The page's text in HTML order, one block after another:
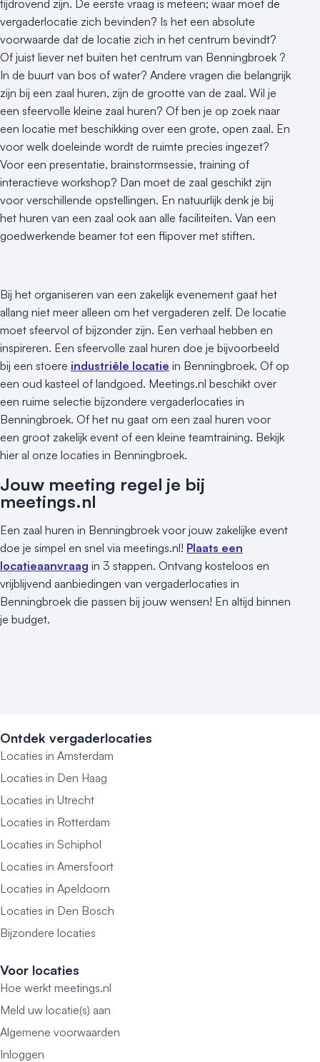
tijdrovend zijn. De eerste vraag is meteen; waar moet de
vergaderlocatie zich bevinden? Is het een absolute
voorwaarde dat de locatie zich in het centrum bevindt?
Of juist liever net buiten het centrum van Benningbroek ?
In de buurt van bos of water? Andere vragen die belangrijk
zijn bij een zaal huren, zijn de grootte van de zaal. Wil je
een sfeervolle kleine zaal huren? Of ben je op zoek naar
een locatie met beschikking over een grote, open zaal. En
voor welk doeleinde wordt de ruimte precies ingezet?
Voor een presentatie, brainstormsessie, training of
interactieve workshop? Dan moet de zaal geschikt zijn
voor verschillende opstellingen. En natuurlijk denk je bij
het huren van een zaal ook aan alle faciliteiten. Van een
goedwerkende beamer tot een flipover met stiften.
Bij het organiseren van een zakelijk evenement gaat het
allang niet meer alleen om het vergaderen zelf. De locatie
moet sfeervol of bijzonder zijn. Een verhaal hebben en
inspireren. Een sfeervolle zaal huren doe je bijvoorbeeld
bij een stoere industriële locatie in Benningbroek. Of op
een oud kasteel of landgoed. Meetings.nl beschikt over
een ruime selectie bijzondere vergaderlocaties in
Benningbroek. Of het nu gaat om een zaal huren voor
een groot zakelijk event of een kleine teamtraining. Bekijk
hier al onze locaties in Benningbroek.
Jouw meeting regel je bij
meetings.nl
Een zaal huren in Benningbroek voor jouw zakelijke event
doe je simpel en snel via meetings.nl! Plaats een
locatieaanvraag in 3 stappen. Ontvang kosteloos en
vrijblijvend aanbiedingen van vergaderlocaties in
Benningbroek die passen bij jouw wensen! En altijd binnen
je budget.
Ontdek vergaderlocaties
Locaties in Amsterdam
Locaties in Den Haag
Locaties in Utrecht
Locaties in Rotterdam
Locaties in Schiphol
Locaties in Amersfoort
Locaties in Apeldoorn
Locaties in Den Bosch
Bijzondere locaties
Voor locaties
Hoe werkt meetings.nl
Meld uw locatie(s) aan
Algemene voorwaarden
Inloggen